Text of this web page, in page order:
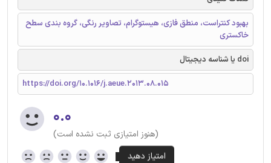
بهبود کنتراست، منطق فازی، هیستوگرام، تصاویر رنگی، گروه بندی سطح
خاکستری
doi یا شناسه دیجیتال
https://doi.org/10.1016/j.aeue.2013.08.015
۰.۰
(هنوز امتیازی ثبت نشده است)